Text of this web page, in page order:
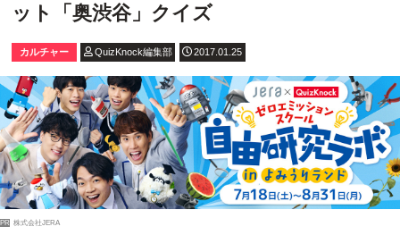
ット「奥渋谷」クイズ
カルチャー QuizKnock編集部 2017.01.25
PR 株式会社JERA